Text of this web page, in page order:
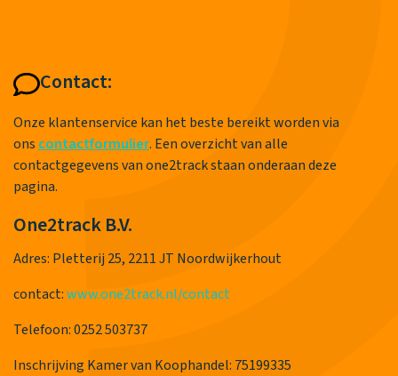
Contact:
Onze klantenservice kan het beste bereikt worden via
ons contactformulier. Een overzicht van alle
contactgegevens van one2track staan onderaan deze
pagina.
One2track B.V.
Adres: Pletterij 25, 2211 JT Noordwijkerhout
contact:www.one2track.nl/contact
Telefoon: 0252 503737
Inschrijving Kamer van Koophandel: 75199335